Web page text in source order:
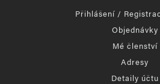
Přihlášení /
Objednávky
Mé členství
Adresy
Detaily účtu